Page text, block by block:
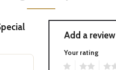
Add a review
Your rating